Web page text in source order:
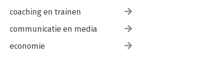
coaching en trainen
communicatie en media
economie